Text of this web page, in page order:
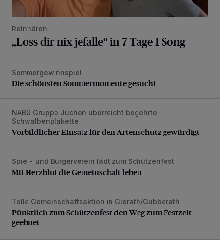
Reinhören
„Loss dir nix jefalle“ in 7 Tage 1 Song
Die schönsten Sommermomente gesucht
Sommergewinnspiel
Die schönsten Sommermomente gesucht
Vorbildlicher Einsatz für den Artenschutz gewürdigt
NABU Gruppe Jüchen überreicht begehrte
Schwalbenplakette
Vorbildlicher Einsatz für den Artenschutz gewürdigt
Mit Herzblut die Gemeinschaft leben
Spiel- und Bürgerverein lädt zum Schützenfest
Mit Herzblut die Gemeinschaft leben
Pünktlich zum Schützenfest den Weg zum Festzelt
Tolle Gemeinschaftsaktion in Gierath/Gubberath
Pünktlich zum Schützenfest den Weg zum Festzelt
geebnet